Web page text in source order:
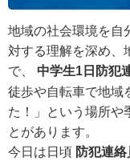
地域の社会環境を自
対する理解を深め、
で、 中学生1日防犯
徒歩や自転車で地域
た！」という場所や
とがあります。
今日は日頃 防犯連